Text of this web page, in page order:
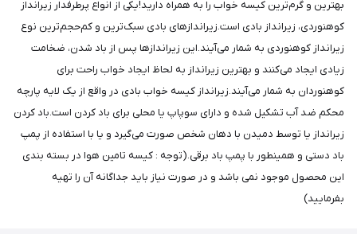
بهترین و گرم‌ترین کیسه خواب را به همراه دارید!یکی از انواع پرطرفدار زیرانداز
کوهنوردی، زیرانداز بادی است.زیراندازهای بادی سبک‌ترین و کم‌حجم‌ترین نوع
زیرانداز کوهنوردی به شمار می‌آیند.این زیراندازها پس از باد شدن، ضخامت
زیادی ایجاد می‌کنند و بهترین زیرانداز به لحاظ ایجاد خواب راحت برای
کوهنوردان به شمار می‌آیند.زیرانداز کیسه خواب بادی در واقع از یک لایه پارچه
محکم ضد آب تشکیل شده و دارای سوپاپ یا محلی برای باد کردن است.باد کردن
زیرانداز یا توسط دمیدن با دهان شخص صورت می‌گیرد و یا با استفاده از پمپ
باد دستی و همینطور با پمپ باد برقی.(توجه : کیسه تامین هوا در بسته بندی
این محصول موجود نمی باشد و در صورت نیاز باید جداگانه آن را تهیه
بفرمایید)